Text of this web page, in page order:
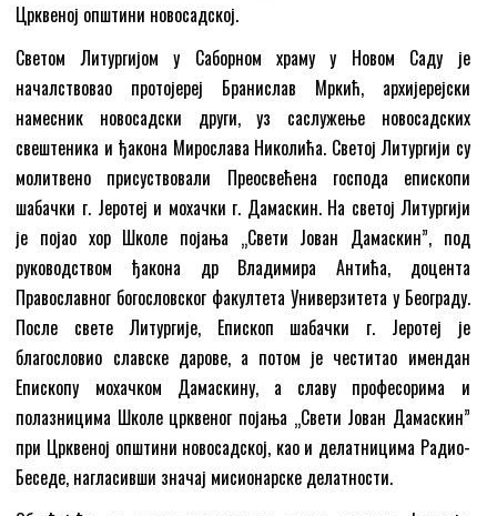
Црквеној општини новосадској.
Светом Литургијом у Саборном храму у Новом Саду је
началствовао протојереј Бранислав Мркић, архијерејски
намесник новосадски други, уз саслужење новосадских
свештеника и ђакона Мирослава Николића. Светој Литургији су
молитвено присуствовали Преосвећена господа епископи
шабачки г. Јеротеј и мохачки г. Дамаскин. На светој Литургији
је појао хор Школе појања „Свети Јован Дамаскин”, под
руководством ђакона др Владимира Антића, доцента
Православног богословског факултета Универзитета у Београду.
После свете Литургије, Епископ шабачки г. Јеротеј је
благословио славске дарове, а потом је честитао имендан
Епископу мохачком Дамаскину, а славу професорима и
полазницима Школе црквеног појања „Свети Јован Дамаскин”
при Црквеној општини новосадској, као и делатницима Радио-
Беседе, нагласивши значај мисионарске делатности.